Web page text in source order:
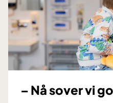
– Nå sover vi